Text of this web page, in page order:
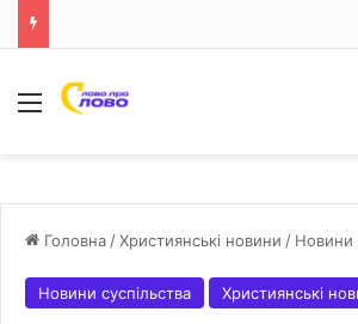
Меню
Головна /Християнські новини / Новини
Новини суспільства Християнські